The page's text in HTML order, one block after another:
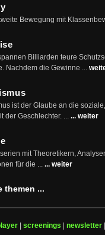
Bewegung mit
Billiarden teure
Nachdem die Gewinne ...
ist der Glaube an die
der Geschlechter. ... ... weiter
mit Theoretikern,
für die ... ... weiter
themen ...
screenings newsletter